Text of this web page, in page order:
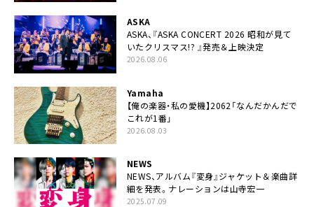
ASKA
ASKA、『ASKA CONCERT 2026 昭和が見て
いたクリスマス!? 』発売＆上映決定
2026.08.06
Yamaha
【俺の楽器・私の愛機】2062「なんだかんだで
これが1番」
2026.08.03
NEWS
NEWS、アルバム『変身』ジャケット＆楽曲詳
細を発表。ナレーションは⼭寺宏⼀
2025.07.09